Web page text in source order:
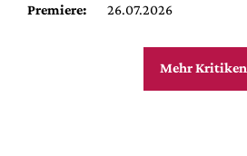
Premiere:
26.07.2026
Mehr Kritiken